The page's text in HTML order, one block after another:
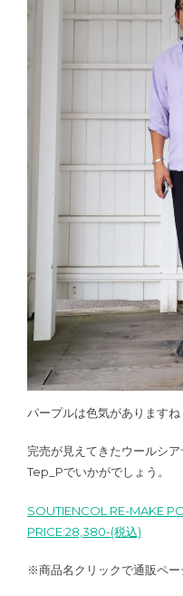
パープルは色気がありますね
完売が見えてきたウールシ
Tep_Pでいかがでしょう。
SOUTIENCOL RE-MAKE
PRICE:28,380-(税込)
※商品名クリックで通販ペー